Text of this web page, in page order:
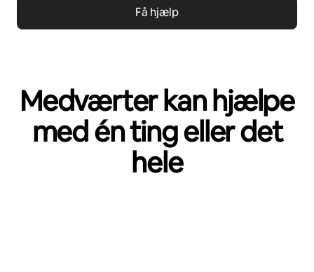
Få hjælp
Medværter kan hjælpe
med én ting eller det
hele